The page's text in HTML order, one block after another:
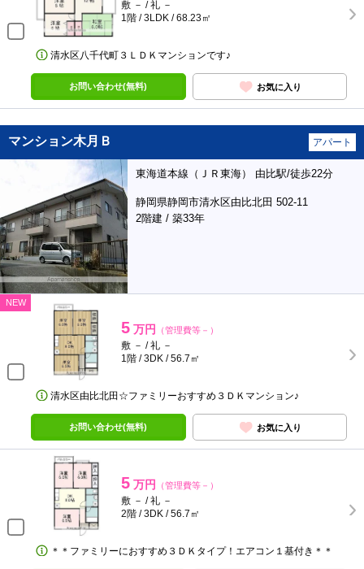
敷 － / 礼 －
1階 / 3LDK / 68.23㎡
清水区八千代町３ＬＤＫマンションです♪
お問い合わせ(無料) お気に入り
マンション木月Ｂ アパート
東海道本線（ＪＲ東海） 由比駅/徒歩22分
静岡県静岡市清水区由比北田 502-11
2階建 / 築33年
NEW
5 万円 （管理費等－）
敷 － / 礼 －
1階 / 3DK / 56.7㎡
清水区由比北田☆ファミリーおすすめ３ＤＫマンション♪
お問い合わせ(無料) お気に入り
5 万円 （管理費等－）
敷 － / 礼 －
2階 / 3DK / 56.7㎡
＊＊ファミリーにおすすめ３ＤＫタイプ！エアコン１基付き＊＊